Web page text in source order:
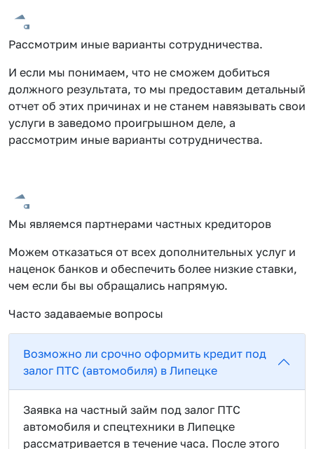
Рассмотрим иные варианты сотрудничества.
И если мы понимаем, что не сможем добиться
должного результата, то мы предоставим детальный
отчет об этих причинах и не станем навязывать свои
услуги в заведомо проигрышном деле, а
рассмотрим иные варианты сотрудничества.
Мы являемся партнерами частных кредиторов
Можем отказаться от всех дополнительных услуг и
наценок банков и обеспечить более низкие ставки,
чем если бы вы обращались напрямую.
Часто задаваемые вопросы
Возможно ли срочно оформить кредит под
залог ПТС (автомобиля) в Липецке
Заявка на частный займ под залог ПТС
автомобиля и спецтехники в Липецке
рассматривается в течение часа. После этого